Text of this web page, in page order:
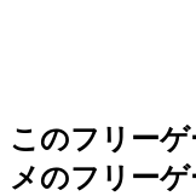
このフリー
メのフリーゲ